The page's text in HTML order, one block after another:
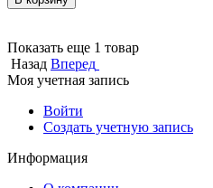
Показать еще 1 товар
Назад Вперед
Моя учетная запись
Войти
Создать учетную запись
Информация